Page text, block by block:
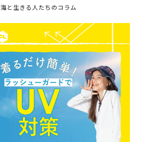
海と生きる人たちのコラム